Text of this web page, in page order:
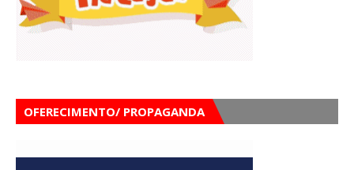
OFERECIMENTO/ PROPAGANDA